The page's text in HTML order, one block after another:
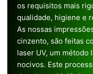
os requisitos mais
qualidade, higiene e
As nossas
cinzento, são feitas
laser UV, um
nocivos. Este